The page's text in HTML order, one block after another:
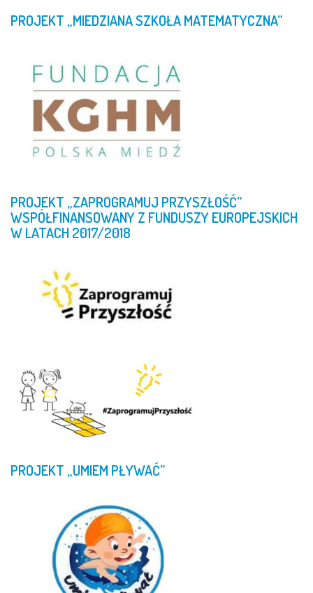
PROJEKT „MIEDZIANASZKOŁAMATEMATYCZNA”
PROJEKT „ZAPROGRAMUJ PRZYSZŁOŚĆ”
WSPÓŁFINANSOWANYZ FUNDUSZYEUROPEJSKICH
WLATACH2017/2018
PROJEKT „UMIEMPŁYWAĆ”